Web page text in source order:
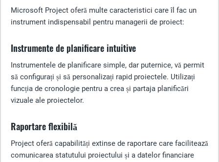
Microsoft Project oferă multe caracteristici care îl fac un
instrument indispensabil pentru managerii de proiect:
Instrumente de planificare intuitive
Instrumentele de planificare simple, dar puternice, vă permit
să configurați și să personalizați rapid proiectele. Utilizați
funcția de cronologie pentru a crea și partaja planificări
vizuale ale proiectelor.
Raportare flexibilă
Project oferă capabilități extinse de raportare care facilitează
comunicarea statutului proiectului și a datelor financiare